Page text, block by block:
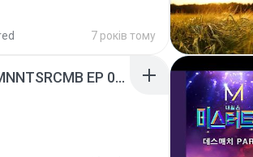
7 років тому
[Witanime.com] RKNGMNNTSRCMB EP 06 HD.mp4